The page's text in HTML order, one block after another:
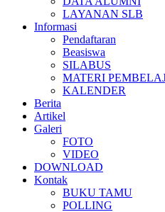
LAYANAN SLB
Informasi
Pendaftaran
Beasiswa
SILABUS
MATERI
KALENDER
Berita
Artikel
Galeri
FOTO
VIDEO
DOWNLOAD
Kontak
BUKU TAMU
POLLING